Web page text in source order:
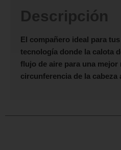
Descripción
El compañero ideal para
tecnología donde la calota
flujo de aire para una mejor
circunferencia de la cabeza